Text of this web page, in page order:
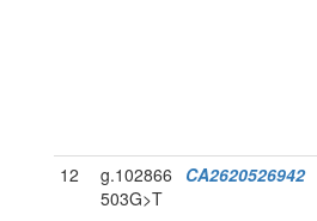
12
g.102866
503G>T
CA2620526942